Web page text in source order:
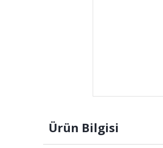
Ürün Bilgisi